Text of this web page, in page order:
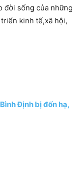
đời sống của những
kinh tế,xã hội,
Định bị đốn hạ,